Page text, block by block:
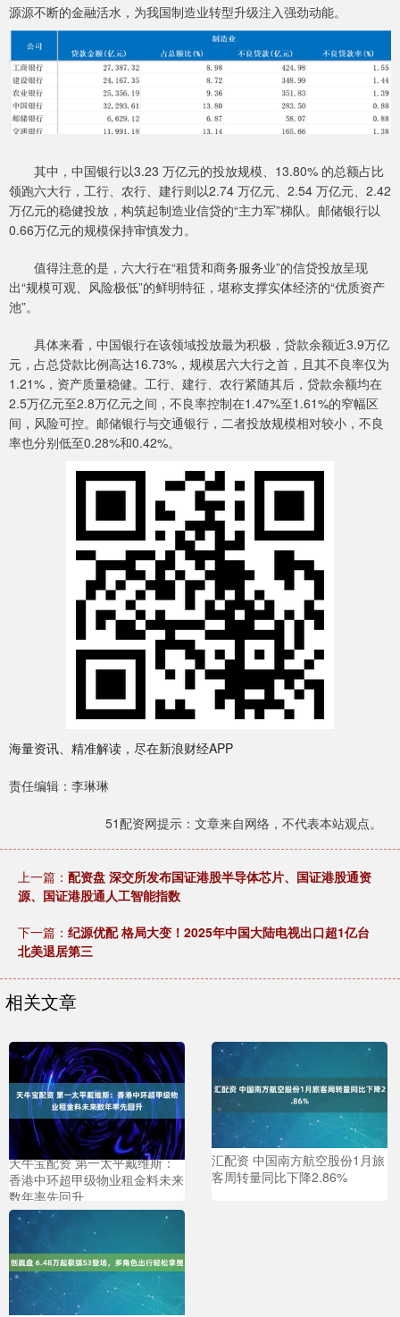
源源不断的金融活水，为我国制造业转型升级注入强劲动能。
其中，中国银行以3.23 万亿元的投放规模、13.80% 的总额占比
领跑六大行，工行、农行、建行则以2.74 万亿元、2.54 万亿元、2.42
万亿元的稳健投放，构筑起制造业信贷的“主力军”梯队。邮储银行以
0.66万亿元的规模保持审慎发力。
值得注意的是，六大行在“租赁和商务服务业”的信贷投放呈现
出“规模可观、风险极低”的鲜明特征，堪称支撑实体经济的“优质资产
池”。
具体来看，中国银行在该领域投放最为积极，贷款余额近3.9万亿
元，占总贷款比例高达16.73%，规模居六大行之首，且其不良率仅为
1.21%，资产质量稳健。工行、建行、农行紧随其后，贷款余额均在
2.5万亿元至2.8万亿元之间，不良率控制在1.47%至1.61%的窄幅区
间，风险可控。邮储银行与交通银行，二者投放规模相对较小，不良
率也分别低至0.28%和0.42%。
海量资讯、精准解读，尽在新浪财经APP
责任编辑：李琳琳
51配资网提示：文章来自网络，不代表本站观点。
上一篇： 配资盘 深交所发布国证港股半导体芯片、国证港股通资
源、国证港股通人工智能指数
下一篇： 纪源优配 格局大变！2025年中国大陆电视出口超1亿台
北美退居第三
相关文章
天牛宝配资 第一太平戴维斯：
香港中环超甲级物业租金料未来
数年率先回升
汇配资 中国南方航空股份1月旅
客周转量同比下降2.86%